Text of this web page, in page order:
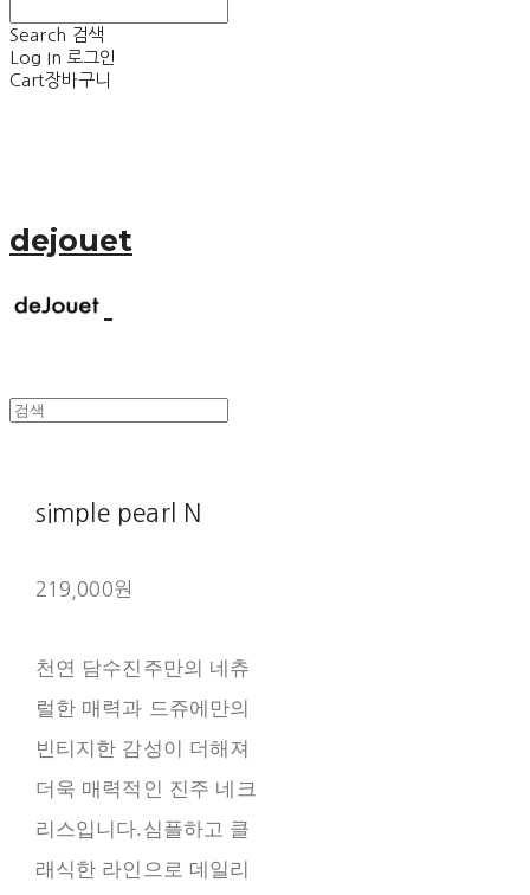
Search 검색
Log In 로그인
Cart장바구니
dejouet
simple pearl N
219,000원
천연 담수진주만의 네츄
럴한 매력과 드쥬에만의
빈티지한 감성이 더해져
더욱 매력적인 진주 네크
리스입니다.심플하고 클
래식한 라인으로 데일리